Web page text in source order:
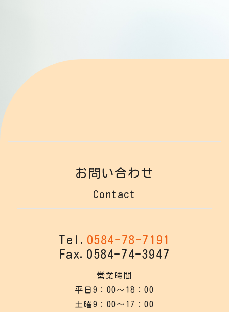
お問い合わせ
Contact
Tel. 0584-78-7191
Fax.0584-74-3947
営業時間
平日9：00～18：00
土曜9：00～17：00